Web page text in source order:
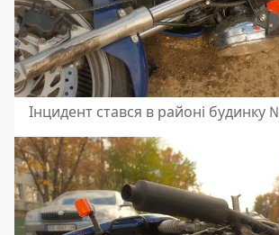
Інцидент стався в районі будинку